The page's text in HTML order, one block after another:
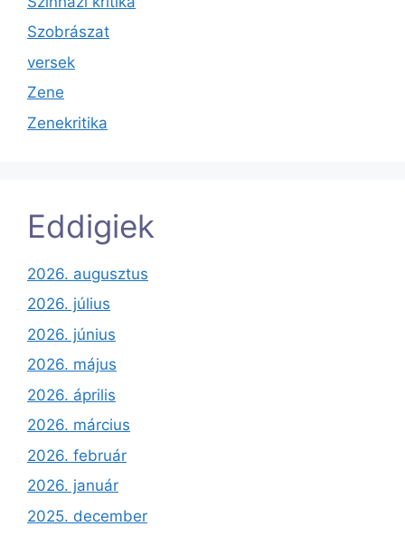
Szobrászat
versek
Zene
Zenekritika
Eddigiek
2026. augusztus
2026. július
2026. június
2026. május
2026. április
2026. március
2026. február
2026. január
2025. december